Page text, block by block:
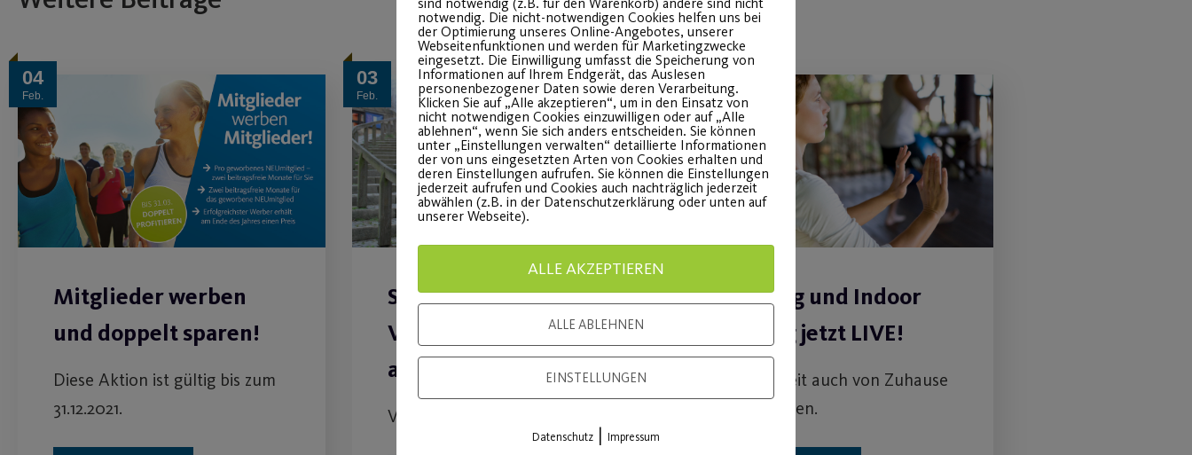
04
Feb.
Mitglieder werben
und doppelt sparen!
Diese Aktion ist gültig bis zum
31.12.2021.
03
Feb.
Statement des
Vorstands zur
aktuellen Situation
Vielen Dank für Ihre Treue.
28
Jan.
Qi Gong und Indoor
Cycling jetzt LIVE!
Gesundheit auch von Zuhause
aus erhalten.
notwendig. Die nicht-notwendigen Cookies helfen uns bei
der Optimierung unseres Online-Angebotes, unserer
Webseitenfunktionen und werden für Marketingzwecke
eingesetzt. Die Einwilligung umfasst die Speicherung von
Informationen auf Ihrem Endgerät, das Auslesen
personenbezogener Daten sowie deren Verarbeitung.
Klicken Sie auf „Alle akzeptieren“, um in den Einsatz von
nicht notwendigen Cookies einzuwilligen oder auf „Alle
ablehnen“, wenn Sie sich anders entscheiden. Sie können
unter „Einstellungen verwalten“ detaillierte Informationen
der von uns eingesetzten Arten von Cookies erhalten und
deren Einstellungen aufrufen. Sie können die Einstellungen
jederzeit aufrufen und Cookies auch nachträglich jederzeit
abwählen (z.B. in der Datenschutzerklärung oder unten auf
unserer Webseite).
ALLE AKZEPTIEREN
ALLE ABLEHNEN
EINSTELLUNGEN
Datenschutz | Impressum